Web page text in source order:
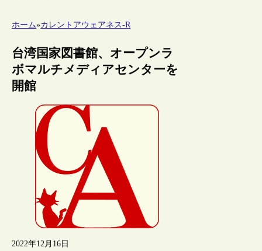
ホーム»カレントアウェアネス-R
台湾国家図書館、オープンラ
ボマルチメディアセンターを
開館
2022年12月16日